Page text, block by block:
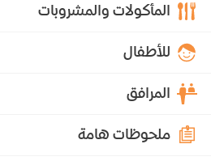
المأكولات والمشروبات
للأطفال
المرافق
ملحوظات هامة